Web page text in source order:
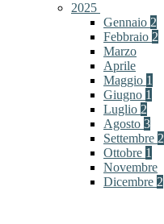
2025
Gennaio 2
Febbraio 2
Marzo
Aprile
Maggio 1
Giugno 1
Luglio 2
Agosto 3
Settembre 2
Ottobre 1
Novembre
Dicembre 2